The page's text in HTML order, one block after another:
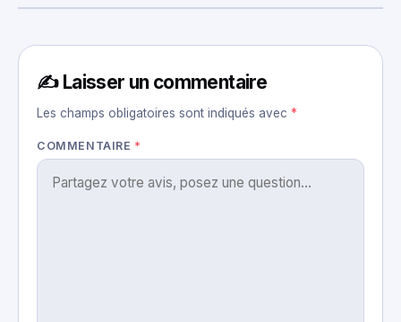
✍️ Laisser un commentaire
Les champs obligatoires sont indiqués avec *
COMMENTAIRE *